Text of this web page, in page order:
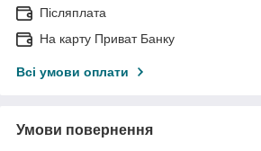
Післяплата
На карту Приват Банку
Всі умови оплати
Умови повернення